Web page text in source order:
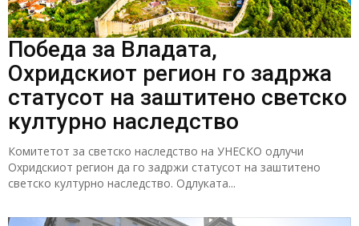
Победа за Владата,
Охридскиот регион го задржа
статусот на заштитено светско
културно наследство
Комитетот за светско наследство на УНЕСКО одлучи
Охридскиот регион да го задржи статусот на заштитено
светско културно наследство. Одлуката...